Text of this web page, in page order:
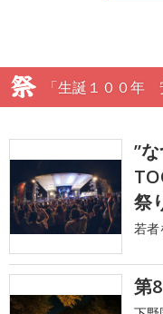
「生誕１００年
”
祭
若者
第